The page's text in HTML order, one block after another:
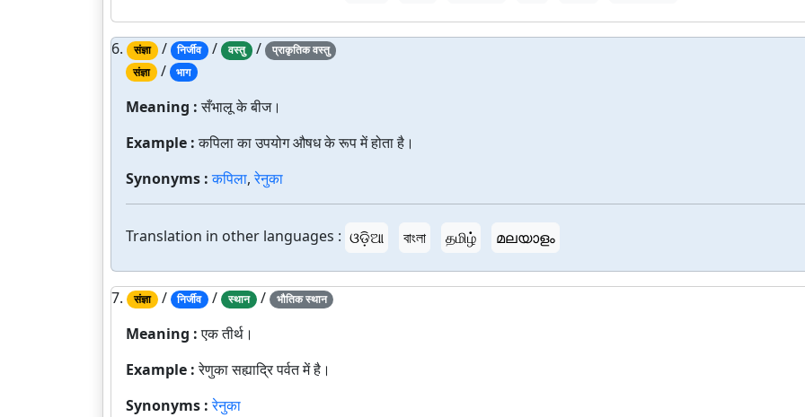
6. संज्ञा / निर्जीव / वस्तु /
प्राकृतिक वस्तु
संज्ञा / भाग
Meaning :सँभालू के बीज।
Example :कपिला का उपयोग औषध के रूप में होता है।
Synonyms :कपिला,रेनुका
Translation in other languages : ଓଡ଼ିଆ বাংলা தமிழ் മലയാളം
7. संज्ञा / निर्जीव / स्थान / भौतिक स्थान
Meaning :एक तीर्थ।
Example :रेणुका सह्याद्रि पर्वत में है।
Synonyms :रेनुका